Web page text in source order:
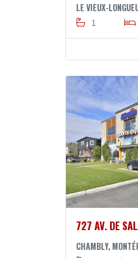
LE VIEUX-
1
727 AV. DE
CHAMBLY,